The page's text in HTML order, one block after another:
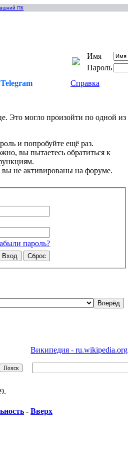
ПК
Имя
Пароль
Справка
Это могло произойти по одной из
и попробуйте ещё раз.
вы пытаетесь обратиться к
не активированы на форуме.
пароль?
Википедия - ru.wikipedia.org
.
- Вверх